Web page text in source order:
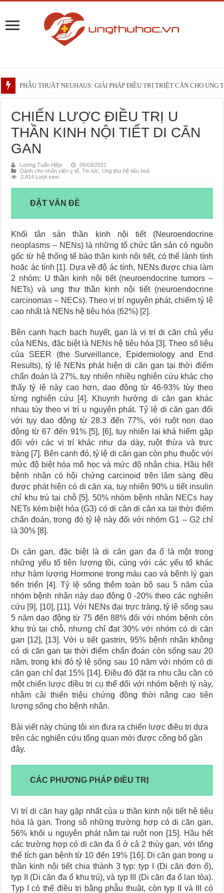
PHẪU THUẬT NEUHAUS: GIẢI PHÁP ĐIỀU TRỊ TRIỆT CĂN CHO UNG
Những điều bạn cần biết trước liệu trình xạ trị vùng đầu – cổ
ĐẠI CƯƠNG VỀ U HẮC TỐ HỆ TIÊU HÓA
CHIẾN LƯỢC ĐIỀU TRỊ U
THẦN KINH NỘI TIẾT DI CĂN
GAN
Lương Tuấn Hiệp
06/03/2021
Dành cho nhân viên y tế ,Tin tức
Ung thư hệ tiêu hoá
2,414 Lượt xem
ĐẶT VẤN ĐỀ
Khối tân sản thần kinh nội tiết (Neuroendocrine
neoplasms – NENs) là những tổ chức tân sản có nguồn
gốc từ hệ thống tế bào thần kinh nội tiết, có thể lành tính
hoặc ác tính [1]. Dựa về độ ác tính, NENs được chia làm
2 nhóm: U thần kinh nội tiết (neuroendocrine tumors –
NETs) và ung thư thần kinh nội tiết (neuroendocrine
carcinomas – NECs). Theo vị trí nguyên phát, chiếm tỷ lệ
cao nhất là NENs hệ tiêu hóa (62%) [2].
Bên cạnh hạch bạch huyết, gan là vị trí di căn chủ yếu
của NENs, đặc biệt là NENs hệ tiêu hóa [3]. Theo số liệu
của SEER (the Surveillance, Epidemiology and End
Results), tỷ lệ NENs phát hiện di căn gan tại thời điểm
chẩn đoán là 27%, tuy nhiên nhiều nghiên cứu khác cho
thấy tỷ lệ này cao hơn, dao động từ 46-93% tùy theo
từng nghiên cứu [4]. Khuynh hướng di căn gan khác
nhau tùy theo vị trí u nguyên phát. Tỷ lệ di căn gan đối
với tụy dao động từ 28.3 đến 77%, với ruột non dao
động từ 67 đến 91% [5], [6], tuy nhiên lại khá hiếm gặp
đối với các vị trí khác như dạ dày, ruột thừa và trực
tràng [7]. Bên cạnh đó, tỷ lệ di căn gan còn phụ thuộc với
mức độ biệt hóa mô học và mức độ nhân chia. Hầu hết
bệnh nhân có hội chứng carcinoid trên lâm sàng đều
được phát hiện có di căn xa, tuy nhiên 90% u tiết insulin
chỉ khu trú tại chỗ [5]. 50% nhóm bệnh nhân NECs hay
NETs kém biệt hóa (G3) có di căn di căn xa tại thời điểm
chẩn đoán, trong đó tỷ lệ này đối với nhóm G1 – G2 chỉ
là 30% [8].
Di căn gan, đặc biệt là di căn gan đa ổ là một trong
những yếu tố tiên lượng tồi, cùng với các yếu tố khác
như hàm lượng Hormone trong máu cao và bệnh lý gan
tiến triển [4]. Tỷ lệ sống thêm toàn bộ sau 5 năm của
nhóm bệnh nhân này dao động 0 -20% theo các nghiên
cứu [9], [10], [11]. Với NENs đại trực tràng, tỷ lệ sống sau
5 năm dao động từ 75 đến 88% đối với nhóm bệnh còn
khu trú tại chỗ, nhưng chỉ đạt 30% với nhóm có di căn
gan [12], [13]. Với u tiết gastrin, 95% bệnh nhân không
có di căn gan tại thời điểm chẩn đoán còn sống sau 20
năm, trong khi đó tỷ lệ sống sau 10 năm với nhóm có di
căn gan chỉ đạt 15% [14]. Điều đó đặt ra nhu cầu cần có
một chiến lược điều trị cụ thể đối với nhóm bệnh lý này,
nhằm cải thiển triệu chứng đồng thời nâng cao tiên
lượng sống cho bệnh nhân.
Bài viết này chúng tôi xin đưa ra chiến lược điều trị dựa
trên các nghiên cứu tổng quan mới được công bố gần
đây.
CÁC PHƯƠNG PHÁP ĐIỀU TRỊ
Vị trí di căn hay gặp nhất của u thần kinh nội tiết hệ tiêu
hóa là gan. Trong sô những trường hợp có di căn gan,
56% khối u nguyên phát nằm tại ruột non [15]. Hầu hết
các trường hợp có di căn đa ổ ở cả 2 thùy gan, với tổng
thể tích gan bệnh từ 10 đến 19% [16]. Di căn gan trong u
thần kinh nội tiết chia thành 3 typ: typ I (Di căn đơn ổ),
typ II (Di căn đa ổ khu trú), và typ III (Di căn đa ổ lan tỏa).
Typ I có thể điều trị bằng phẫu thuật, còn typ II và III có